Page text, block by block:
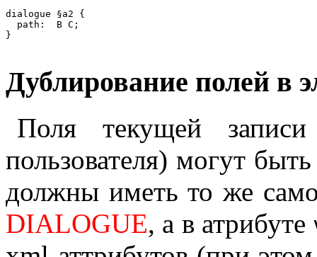
dialogue §a2 {
  path:  B C;
Дублирование полей в
Поля текущей
пользователя) могут
должны иметь то же
DIALOGUE, а в атрибуте